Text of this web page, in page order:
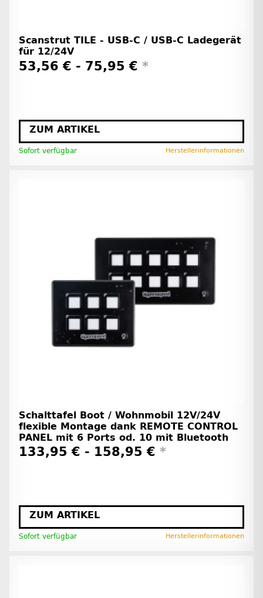
Scanstrut TILE - USB-C / USB-C Ladegerät
für 12/24V
53,56 € - 75,95 € *
ZUM ARTIKEL
Sofort verfügbar Herstellerinformationen
Schalttafel Boot / Wohnmobil 12V/24V
flexible Montage dank REMOTE CONTROL
PANEL mit 6 Ports od. 10 mit Bluetooth
133,95 € - 158,95 € *
ZUM ARTIKEL
Sofort verfügbar Herstellerinformationen